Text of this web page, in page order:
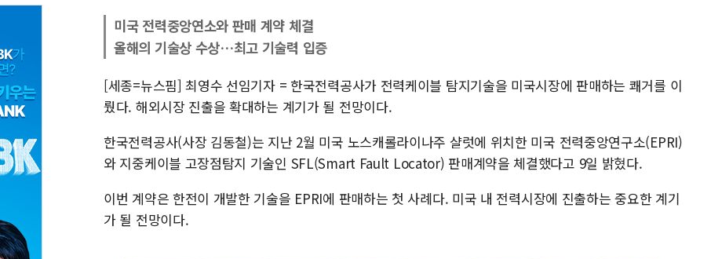
강릉·동해·삼척 시간당 최
폐기물 수거하다 참변…60대
李대통령 "결혼 때문에 손해
여수 오동도 인근 해상서 모
추미애, '위안부' 피해자 기
인천 선재도 갯벌서 해루질
인천서 말다툼 중 어머니 흉기
'화합' 꺼낸 김민석에 '뻔뻔' 받
李대통령, ISA 개편 재검토
미국 전력중앙연소와 판매 계약 체결
올해의 기술상 수상…최고 기술력 입증
[세종=뉴스핌] 최영수 선임기자 = 한국전력공사가 전력케이블 탐지기술을 미국시장에 판매하는 쾌거를 이
뤘다. 해외시장 진출을 확대하는 계기가 될 전망이다.
한국전력공사(사장 김동철)는 지난 2월 미국 노스캐롤라이나주 샬럿에 위치한 미국 전력중앙연구소(EPRI)
와 지중케이블 고장점탐지 기술인 SFL(Smart Fault Locator) 판매계약을 체결했다고 9일 밝혔다.
이번 계약은 한전이 개발한 기술을 EPRI에 판매하는 첫 사례다. 미국 내 전력시장에 진출하는 중요한 계기
가 될 전망이다.